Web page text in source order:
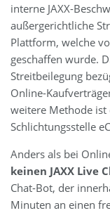
interne JAXX-
außergerichtliche
Plattform, welche
geschaffen wurde.
Streitbeilegung
Online-
weitere Methode
Schlichtungsstelle
Anders als bei
keinen JAXX Live
Chat-Bot, der
Minuten an einen